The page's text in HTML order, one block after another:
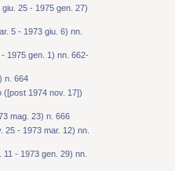
25 - 1975 gen. 27)
5 - 1973 giu. 6) nn.
1975 gen. 1) nn. 662-
n. 664
([post 1974 nov. 17])
mag. 23) n. 666
25 - 1973 mar. 12) nn.
- 1973 gen. 29) nn.